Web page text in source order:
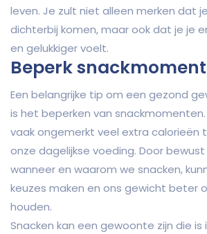
leven. Je zult niet alleen merken dat
dichterbij komen, maar ook dat je je
en gelukkiger voelt.
Beperk
Een belangrijke tip om een gezond
is het beperken van snackmomenten.
vaak ongemerkt veel extra calorieën
onze dagelijkse voeding. Door
wanneer en waarom we snacken,
keuzes maken en ons gewicht beter
houden.
Snacken kan een gewoonte zijn die is